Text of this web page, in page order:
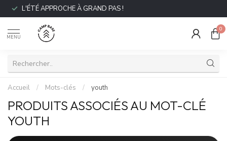
L'ÉTÉ APPROCHE À GRAND PAS !
MENU
0
Accueil / Mots-clés / youth
PRODUITS ASSOCIÉS AU MOT-CLÉ
YOUTH